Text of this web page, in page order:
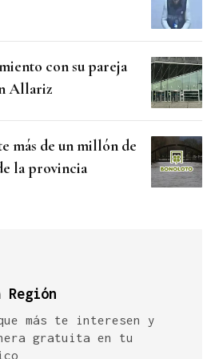
con su pareja
Allariz
más de un millón de
la provincia
más te interesen y
gratuita en tu